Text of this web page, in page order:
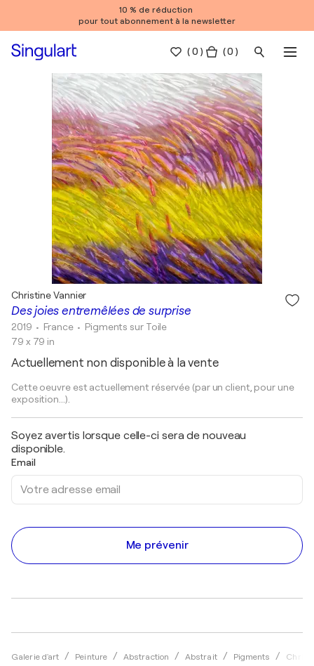
10 % de réduction
pour tout abonnement à la newsletter
(0 ) ( 0 )
Galerie d'art Peinture Abstraction Abstrait Pigments
Des joies entremêlées de surprise
Christine Vannier
2019 • France • Pigments sur Toile
79 x 79 in
Actuellement non disponible à la vente
Cette oeuvre est actuellement réservée (par un client, pour une
exposition...).
Soyez avertis lorsque celle-ci sera de nouveau
disponible.
Email
Me prévenir